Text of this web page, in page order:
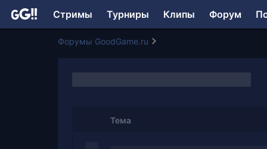
Стримы Турниры Клипы Форум
Форумы GoodGame.ru
Тема